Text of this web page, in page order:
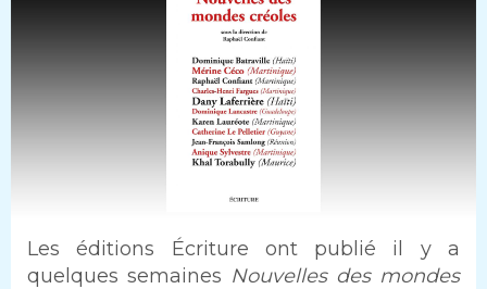
Intro
Les éditions Écriture ont publié il y a
quelques semaines Nouvelles des mondes